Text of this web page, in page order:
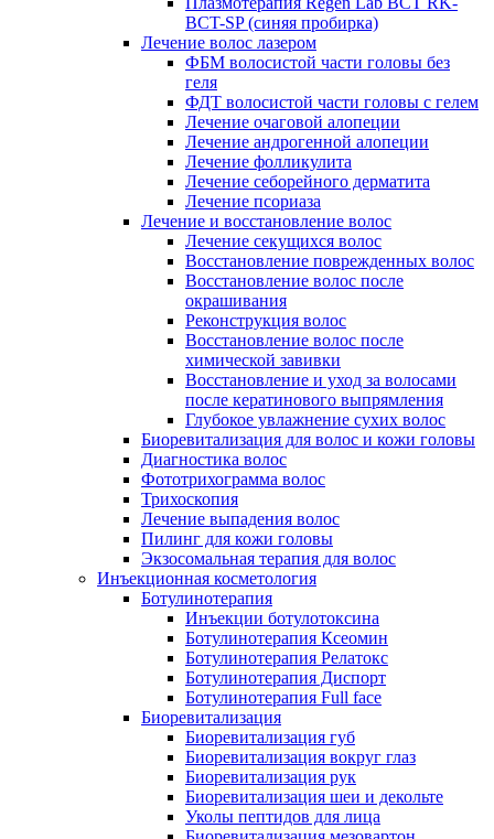
BCT-SP (синяя пробирка)
Лечение волос лазером
ФБМ волосистой части головы без
геля
ФДТ волосистой части головы с гелем
Лечение очаговой алопеции
Лечение андрогенной алопеции
Лечение фолликулита
Лечение себорейного дерматита
Лечение псориаза
Лечение и восстановление волос
Лечение секущихся волос
Восстановление поврежденных волос
Восстановление волос после
окрашивания
Реконструкция волос
Восстановление волос после
химической завивки
Восстановление и уход за волосами
после кератинового выпрямления
Глубокое увлажнение сухих волос
Биоревитализация для волос и кожи головы
Диагностика волос
Фототрихограмма волос
Трихоскопия
Лечение выпадения волос
Пилинг для кожи головы
Экзосомальная терапия для волос
Инъекционная косметология
Ботулинотерапия
Инъекции ботулотоксина
Ботулинотерапия Ксеомин
Ботулинотерапия Релатокс
Ботулинотерапия Диспорт
Ботулинотерапия Full face
Биоревитализация
Биоревитализация губ
Биоревитализация вокруг глаз
Биоревитализация рук
Биоревитализация шеи и декольте
Уколы пептидов для лица